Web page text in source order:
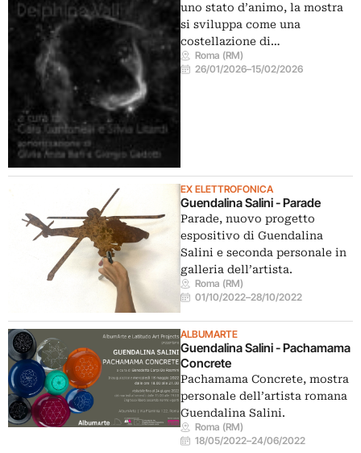
uno stato d’animo, la mostra
si sviluppa come una
costellazione di…
Roma (RM)
26/01/2026–15/02/2026
EX ELETTROFONICA
Guendalina Salini - Parade
Parade, nuovo progetto
espositivo di Guendalina
Salini e seconda personale in
galleria dell’artista.
Roma (RM)
01/10/2022–28/10/2022
ALBUMARTE
Guendalina Salini - Pachamama
Concrete
Pachamama Concrete, mostra
personale dell’artista romana
Guendalina Salini.
Roma (RM)
18/05/2022–24/06/2022